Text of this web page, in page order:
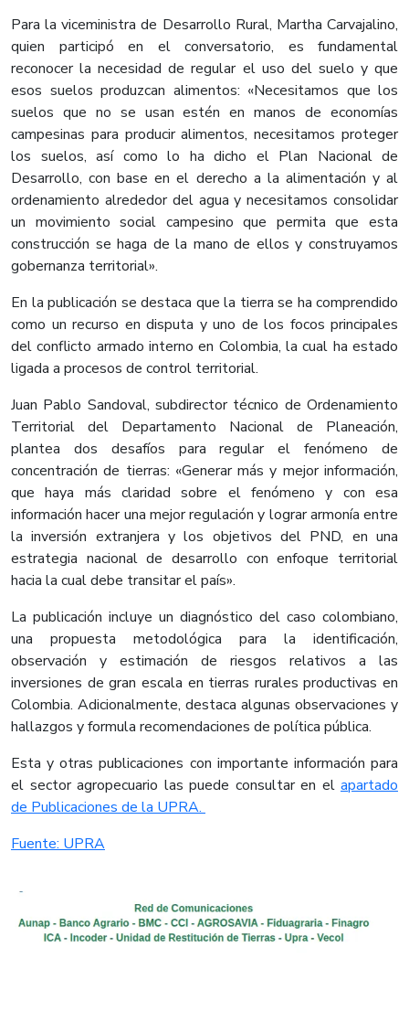
Para la viceministra de Desarrollo Rural, Martha Carvajalino,
quien participó en el conversatorio, es fundamental
reconocer la necesidad de regular el uso del suelo y que
esos suelos produzcan alimentos: «Necesitamos que los
suelos que no se usan estén en manos de economías
campesinas para producir alimentos, necesitamos proteger
los suelos, así como lo ha dicho el Plan Nacional de
Desarrollo, con base en el derecho a la alimentación y al
ordenamiento alrededor del agua y necesitamos consolidar
un movimiento social campesino que permita que esta
construcción se haga de la mano de ellos y construyamos
gobernanza territorial».
En la publicación se destaca que la tierra se ha comprendido
como un recurso en disputa y uno de los focos principales
del conflicto armado interno en Colombia, la cual ha estado
ligada a procesos de control territorial.
Juan Pablo Sandoval, subdirector técnico de Ordenamiento
Territorial del Departamento Nacional de Planeación,
plantea dos desafíos para regular el fenómeno de
concentración de tierras: «Generar más y mejor información,
que haya más claridad sobre el fenómeno y con esa
información hacer una mejor regulación y lograr armonía entre
la inversión extranjera y los objetivos del PND, en una
estrategia nacional de desarrollo con enfoque territorial
hacia la cual debe transitar el país».
La publicación incluye un diagnóstico del caso colombiano,
una propuesta metodológica para la identificación,
observación y estimación de riesgos relativos a las
inversiones de gran escala en tierras rurales productivas en
Colombia. Adicionalmente, destaca algunas observaciones y
hallazgos y formula recomendaciones de política pública.
Esta y otras publicaciones con importante información para
el sector agropecuario las puede consultar en el apartado
de Publicaciones de la UPRA. ​
Fuente: UPRA